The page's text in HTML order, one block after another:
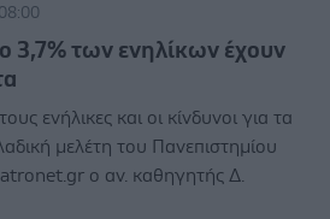
3,7% των ενηλίκων έχουν
ενήλικες και οι κίνδυνοι για τα
μελέτη του Πανεπιστημίου
ο αν. καθηγητής Δ.